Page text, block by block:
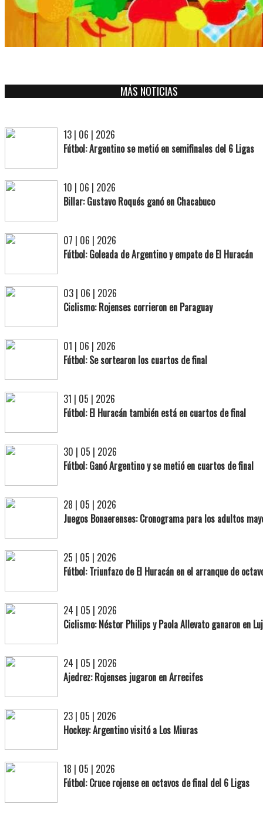
MÁS NOTICIAS
13 | 06 | 2026
Fútbol: Argentino se metió en semifinales del 6 Ligas
10 | 06 | 2026
Billar: Gustavo Roqués ganó en Chacabuco
07 | 06 | 2026
Fútbol: Goleada de Argentino y empate de El Huracán
03 | 06 | 2026
Ciclismo: Rojenses corrieron en Paraguay
01 | 06 | 2026
Fútbol: Se sortearon los cuartos de final
31 | 05 | 2026
Fútbol: El Huracán también está en cuartos de final
30 | 05 | 2026
Fútbol: Ganó Argentino y se metió en cuartos de final
28 | 05 | 2026
Juegos Bonaerenses: Cronograma para los adultos
25 | 05 | 2026
Fútbol: Triunfazo de El Huracán en el arranque de
24 | 05 | 2026
Ciclismo: Néstor Philips y Paola Allevato ganaron en
24 | 05 | 2026
Ajedrez: Rojenses jugaron en Arrecifes
23 | 05 | 2026
Hockey: Argentino visitó a Los Miuras
18 | 05 | 2026
Fútbol: Cruce rojense en octavos de final del 6 Ligas